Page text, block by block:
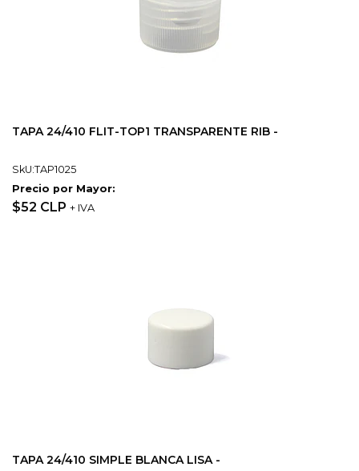
TAPA 24/410 FLIT-TOP1 TRANSPARENTE RIB -
SkU:TAP1025
Precio por Mayor:
$52 CLP + IVA
TAPA 24/410 SIMPLE BLANCA LISA -